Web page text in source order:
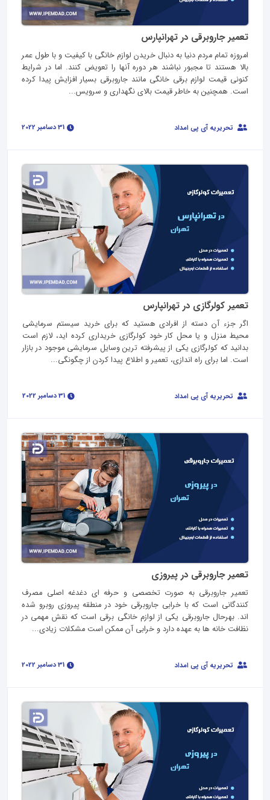
تعمیر جاروبرقی در تهرانپارس
امروزه تمام مردم دنیا به دنبال خریدن لوازم خانگی با کیفیت و با طول عمر
بالا هستند تا مجبور نباشند هر دوره آنها را تعویض کنند. اما در شرایط
کنونی قیمت لوازم برقی خانگی مانند جاروبرقی بسیار افزایش پیدا کرده
است. همچنین به خاطر قیمت بالای نگهداری و سرویس...
تحریریه آی پی امداد
تعمیر کولرگازی در تهرانپارس
اگر جزء آن دسته از افرادی هستید که برای خرید سیستم سرمایشی
محیط منزل و یا محل کار خود کولرگازی خریداری کرده اید، لازم است
بدانید که کولرگازی یکی از پیشرفته ترین وسایل سرمایشی موجود در بازار
است. اما برای راه اندازی، تعمیر و اطلاع پیدا کردن از چگونگی...
تحریریه آی پی امداد
تعمیر جاروبرقی در پیروزی
تعمیر جاروبرقی به صورت تخصصی و حرفه ای دغدغه اصلی مصرف
کنندگانی است که با خرابی جاروبرقی خود در منطقه پیروزی روبرو شده
اند. بهرحال جاروبرقی یکی از لوازم خانگی برقی است که نقش مهمی در
نظافت خانه ها به عهده دارد و خرابی آن ممکن است مشکلات زیادی...
تحریریه آی پی امداد